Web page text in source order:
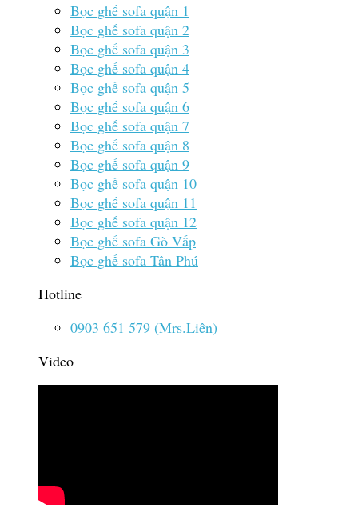
Bọc ghế sofa quận 1
Bọc ghế sofa quận 2
Bọc ghế sofa quận 3
Bọc ghế sofa quận 4
Bọc ghế sofa quận 5
Bọc ghế sofa quận 6
Bọc ghế sofa quận 7
Bọc ghế sofa quận 8
Bọc ghế sofa quận 9
Bọc ghế sofa quận 10
Bọc ghế sofa quận 11
Bọc ghế sofa quận 12
Bọc ghế sofa Gò Vấp
Bọc ghế sofa Tân Phú
Hotline
0903 651 579 (Mrs.Liên)
Video